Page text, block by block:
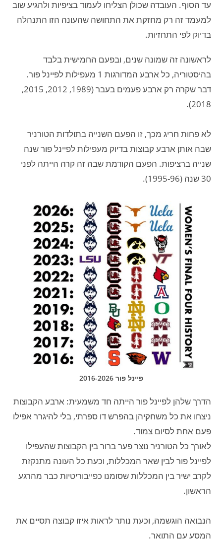
עד הסוף. העובדה שכולן הצליחו לעמוד בציפיות ולהגיע שוב
למעמד זה רק מחזקת את התחושה שהעונה הזו התנהלה
בדיוק לפי התחזיות.
לראשונה זה שמונה שנים, ובפעם החמישית בלבד
בהיסטוריה, כל ארבע המדורגות 1 מעפילות לפיינל פור.
דבר שקרה רק ארבע פעמים בעבר (1989, 2012, 2015,
2018).
לא פחות חריג מכך, זו הפעם השנייה בתולדות הטורניר
שבה אותן ארבע קבוצות בדיוק מעפילות לפיינל פור שנה
שנייה ברציפות. הפעם הקודמת שבה זה קרה הייתה לפני
30 שנה (1995-96).
פיינל פור 2016-2026
הדרך שלהן לפיינל פור הייתה חד משמעית: ארבע הקבוצות
ניצחו את כל משחקיהן בהפרש דו ספרתי, בלי להיגרר אפילו
פעם אחת לסיום צמוד.
לאורך כל הטורניר נוצר פער ברור בין הקבוצות שהעפילו
לפיינל פור לבין שאר המכללות, וכעת כל העונה מתנקזת
לקרב ישיר בין המכללות שסומנו כפייבוריטיות כבר מהרגע
הראשון.
הנבואה הוגשמה, וכעת נותר לראות איזו קבוצה תסיים את
המסע עם התואר.